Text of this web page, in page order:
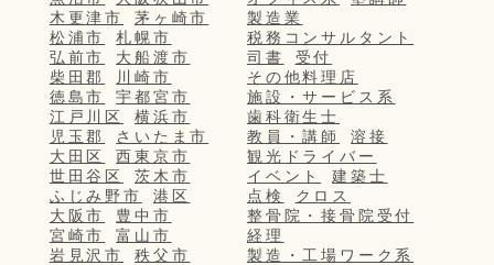
木更津市
茅ヶ崎市
松浦市
札幌市
弘前市
大船渡市
柴田郡
川崎市
徳島市
宇都宮市
江戸川区
横浜市
児玉郡
さいたま市
大田区
西東京市
世田谷区
茨木市
ふじみ野市
港区
大阪市
豊中市
宮崎市
富山市
岩見沢市
秩父市
製造業
税務コンサルタント
司書
受付
その他料理店
施設・サービス系
歯科衛生士
教員・講師
溶接
観光ドライバー
イベント
建築士
点検
クロス
整骨院・接骨院受付
経理
製造・工場ワーク系